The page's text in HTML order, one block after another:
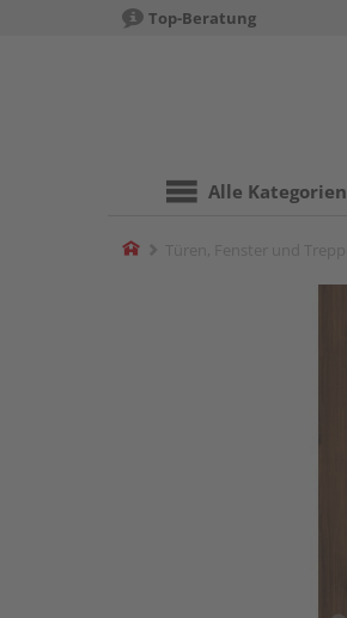
Top-Beratung
Alle Kategorien
Home